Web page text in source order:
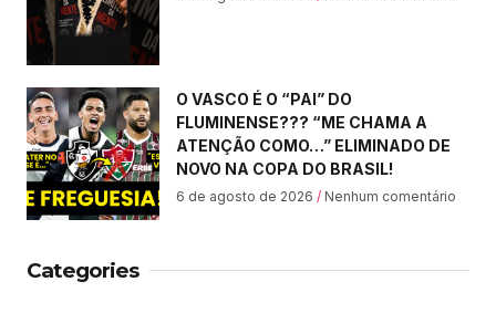
O VASCO É O “PAI” DO
FLUMINENSE??? “ME CHAMA A
ATENÇÃO COMO…” ELIMINADO DE
NOVO NA COPA DO BRASIL!
6 de agosto de 2026 Nenhum comentário
Categories